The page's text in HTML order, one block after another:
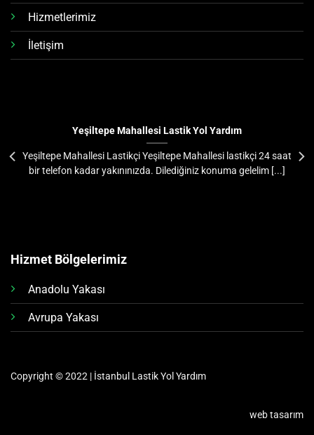
Hizmetlerimiz
İletişim
Yeşiltepe Mahallesi Lastik Yol Yardım
Yeşiltepe Mahallesi Lastikçi Yeşiltepe Mahallesi lastikçi 24 saat
bir telefon kadar yakınınızda. Dilediğiniz konuma gelelim [...]
Hizmet Bölgelerimiz
Anadolu Yakası
Avrupa Yakası
Copyright © 2022 | İstanbul Lastik Yol Yardım
web tasarım